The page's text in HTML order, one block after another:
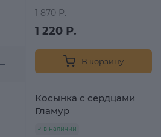
1 870 Р.
1 220 Р.
В корзину
Косынка с сердцами
Гламур
в наличии